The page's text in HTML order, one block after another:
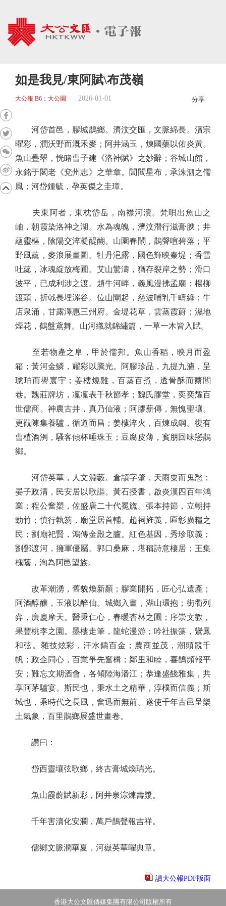
如是我見/東阿賦\布茂嶺
大公報 B6：大公園 2026-01-01 分享
河岱首邑，膠城鵲鄉。濟汶交匯，文脈綿長。瀆宗
曜彩，潤沃野而溉禾麥；阿井涵玉，煉國藥以佑炎黃。
魚山疊翠，恍睹曹子建《洛神賦》之妙辭；谷城山館，
永銘于閣老《兗州志》之華章。閭閻星布，承洙泗之儒
風；河岱鍾毓，孕英傑之圭璋。
夫東阿者，東枕岱岳，南襟河瀆。梵唄出魚山之
岫，朝霞染洛神之湖。水為魂魄，濟汶潛行滋膏腴；井
蘊靈樞，陰陽交淬凝醍醐。山園春鬧，鵲聲喧碧落；平
野風薰，麥浪展畫圖。牡丹浥露，國色輝映秦堤；香雪
吐蕊，冰魂綻放梅圃。艾山驚濤，猶存裂岸之勢；滑口
波平，已成利涉之渡。趙牛河畔，義風漫拂孟廟；楊柳
渡頭，折戟長埋漯谷。位山閘起，慈波哺乳千疇綠；牛
店泉涌，甘露澤惠三州府。金堤花草，雲蒸霞蔚；濕地
煙花，鶴盤鳶舞。山河織就錦繡篇，一草一木皆入賦。
至若物產之阜，甲於儒邦。魚山香稻，映月而盈
箱；黃河金鱗，耀彩以騰光。阿膠珍品，九提九濾，呈
琥珀而譽寰宇；姜樓燒雞，百蒸百煮，透骨酥而薰閭
巷。魏莊牌坊，凜凜表千秋節孝；魏氏膠堂，奕奕耀百
世儒商。神農古井，真乃仙液；阿膠薪傳，無愧聖壤。
更觀陳集養驢，循道而昌；姜樓淬火，百煉成鋼。復有
曹植酒洌，騷客傾杯唾珠玉；豆腐皮薄，賓朋回味戀鵲
鄉。
河岱英華，人文淵藪。倉頡字肇，天雨粟而鬼愁；
晏子政清，民安居以歌謳。黃石授書，啟炎漢四百年鴻
業；程公奮槊，佐盛唐二十代冕旒。張本持節，立朝持
勁竹；慎行執笏，廟堂居首輔。趙祠旌義，匾彰廣糧之
民；劉廟祀賢，鴻傳金殿之臚。紅色基因，秀珍取義；
劉鄧渡河，擁軍優屬。郭口桑麻，堪稱詩意棲居；王集
槐蔭，洵為阿邑望族。
改革潮湧，舊貌煥新顏；膠業開拓，匠心弘遺產；
阿酒醇釀，玉液以醉仙。城鄉入畫，湖山環抱；街衢列
弈，廣廈摩天。醫秉仁心，春暖杏林之圃；序崇文教，
果豐桃李之園。墨樓走筆，龍蛇漫游；吟社振藻，鸞鳳
和弦。雜技炫彩，汗水鑄百金；農商並茂，潮頭競千
帆；政企同心，百業爭先奮楫；鄰里和睦，喜鵲頻報平
安；難忘文期酒會，各傾陸海潘江；恭逢盛餞雅集，共
享阿茅驢宴。斯民也，秉水土之精華，淳樸而信義；斯
城也，乘時代之長風，奮迅而無前。遂使千年古邑呈樂
土氣象，百里鵲鄉展盛世畫卷。
讚曰：
岱西靈壤弦歌鄉，終古膏城煥瑞光。
魚山霞蔚賦新彩，阿井泉淙煉壽漿。
千年害瀆化安瀾，萬戶鵲聲報吉祥。
儒鄉文脈潤華夏，河嶽英華曜典章。
讀大公報PDF版面
香港大公文匯傳媒集團有限公司版權所有